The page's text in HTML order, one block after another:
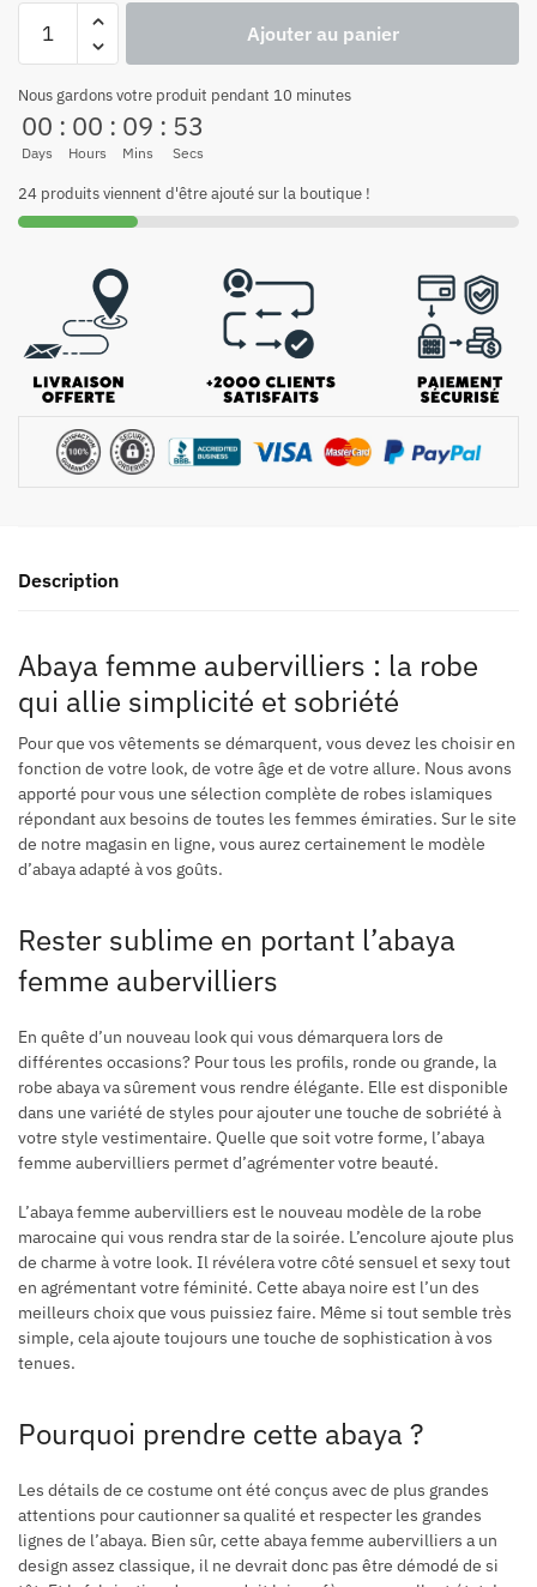
Ajouter au panier
Nous gardons votre produit pendant 10 minutes
00
Days
: 00
Hours
: 09
Mins
: 52
Secs
24 produits viennent d'être ajouté sur la boutique !
Description
Abaya femme aubervilliers : la robe
qui allie simplicité et sobriété
Pour que vos vêtements se démarquent, vous devez les choisir en
fonction de votre look, de votre âge et de votre allure. Nous avons
apporté pour vous une sélection complète de robes islamiques
répondant aux besoins de toutes les femmes émiraties. Sur le site
de notre magasin en ligne, vous aurez certainement le modèle
d’abaya adapté à vos goûts.
Rester sublime en portant l’abaya
femme aubervilliers
En quête d’un nouveau look qui vous démarquera lors de
différentes occasions? Pour tous les profils, ronde ou grande, la
robe abaya va sûrement vous rendre élégante. Elle est disponible
dans une variété de styles pour ajouter une touche de sobriété à
votre style vestimentaire. Quelle que soit votre forme, l’abaya
femme aubervilliers permet d’agrémenter votre beauté.
L’abaya femme aubervilliers est le nouveau modèle de la robe
marocaine qui vous rendra star de la soirée. L’encolure ajoute plus
de charme à votre look. Il révélera votre côté sensuel et sexy tout
en agrémentant votre féminité. Cette abaya noire est l’un des
meilleurs choix que vous puissiez faire. Même si tout semble très
simple, cela ajoute toujours une touche de sophistication à vos
tenues.
Pourquoi prendre cette abaya ?
Les détails de ce costume ont été conçus avec de plus grandes
attentions pour cautionner sa qualité et respecter les grandes
lignes de l’abaya. Bien sûr, cette abaya femme aubervilliers a un
design assez classique, il ne devrait donc pas être démodé de si